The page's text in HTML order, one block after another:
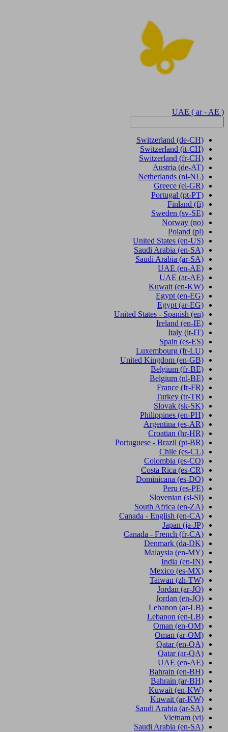
UAE ( ar - AE )
Switzerland (de-CH)
Switzerland (it-CH)
Switzerland (fr-CH)
Austria (de-AT)
Netherlands (nl-NL)
Greece (el-GR)
Portugal (pt-PT)
Finland (fi)
Sweden (sv-SE)
Norway (no)
Poland (pl)
United States (en-US)
Saudi Arabia (en-SA)
Saudi Arabia (ar-SA)
UAE (en-AE)
UAE (ar-AE)
Kuwait (en-KW)
Egypt (en-EG)
Egypt (ar-EG)
United States - Spanish (en)
Ireland (en-IE)
Italy (it-IT)
Spain (es-ES)
Luxembourg (fr-LU)
United Kingdom (en-GB)
Belgium (fr-BE)
Belgium (nl-BE)
France (fr-FR)
Turkey (tr-TR)
Slovak (sk-SK)
Philippines (en-PH)
Argentina (es-AR)
Croatian (hr-HR)
Portuguese - Brazil (pt-BR)
Chile (es-CL)
Colombia (es-CO)
Costa Rica (es-CR)
Dominicana (es-DO)
Peru (es-PE)
Slovenian (sl-SI)
South Africa (en-ZA)
Canada - English (en-CA)
Japan (ja-JP)
Canada - French (fr-CA)
Denmark (da-DK)
Malaysia (en-MY)
India (en-IN)
Mexico (es-MX)
Taiwan (zh-TW)
Jordan (ar-JO)
Jordan (en-JO)
Lebanon (ar-LB)
Lebanon (en-LB)
Oman (en-OM)
Oman (ar-OM)
Qatar (en-QA)
Qatar (ar-QA)
UAE (en-AE)
Bahrain (en-BH)
Bahrain (ar-BH)
Kuwait (en-KW)
Kuwait (ar-KW)
Saudi Arabia (ar-SA)
Vietnam (vi)
Saudi Arabia (en-SA)